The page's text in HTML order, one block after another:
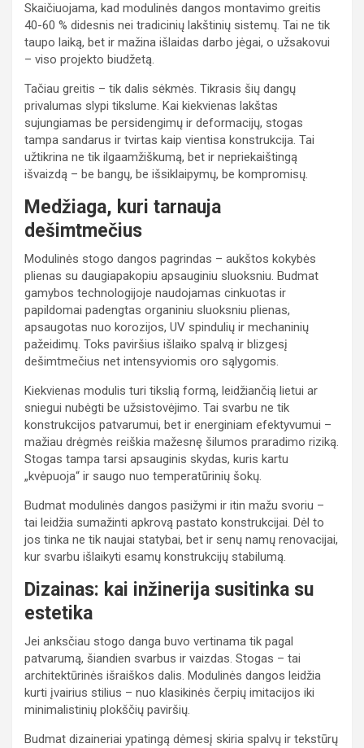
Skaičiuojama, kad modulinės dangos montavimo greitis
40-60 % didesnis nei tradicinių lakštinių sistemų. Tai ne tik
taupo laiką, bet ir mažina išlaidas darbo jėgai, o užsakovui
– viso projekto biudžetą.
Tačiau greitis – tik dalis sėkmės. Tikrasis šių dangų
privalumas slypi tikslume. Kai kiekvienas lakštas
sujungiamas be persidengimų ir deformacijų, stogas
tampa sandarus ir tvirtas kaip vientisa konstrukcija. Tai
užtikrina ne tik ilgaamžiškumą, bet ir nepriekaištingą
išvaizdą – be bangų, be išsiklaipymų, be kompromisų.
Medžiaga, kuri tarnauja
dešimtmečius
Modulinės stogo dangos pagrindas – aukštos kokybės
plienas su daugiapakopiu apsauginiu sluoksniu. Budmat
gamybos technologijoje naudojamas cinkuotas ir
papildomai padengtas organiniu sluoksniu plienas,
apsaugotas nuo korozijos, UV spindulių ir mechaninių
pažeidimų. Toks paviršius išlaiko spalvą ir blizgesį
dešimtmečius net intensyviomis oro sąlygomis.
Kiekvienas modulis turi tikslią formą, leidžiančią lietui ar
sniegui nubėgti be užsistovėjimo. Tai svarbu ne tik
konstrukcijos patvarumui, bet ir energiniam efektyvumui –
mažiau drėgmės reiškia mažesnę šilumos praradimo riziką.
Stogas tampa tarsi apsauginis skydas, kuris kartu
„kvėpuoja“ ir saugo nuo temperatūrinių šokų.
Budmat modulinės dangos pasižymi ir itin mažu svoriu –
tai leidžia sumažinti apkrovą pastato konstrukcijai. Dėl to
jos tinka ne tik naujai statybai, bet ir senų namų renovacijai,
kur svarbu išlaikyti esamų konstrukcijų stabilumą.
Dizainas: kai inžinerija susitinka su
estetika
Jei anksčiau stogo danga buvo vertinama tik pagal
patvarumą, šiandien svarbus ir vaizdas. Stogas – tai
architektūrinės išraiškos dalis. Modulinės dangos leidžia
kurti įvairius stilius – nuo klasikinės čerpių imitacijos iki
minimalistinių plokščių paviršių.
Budmat dizaineriai ypatingą dėmesį skiria spalvų ir tekstūrų